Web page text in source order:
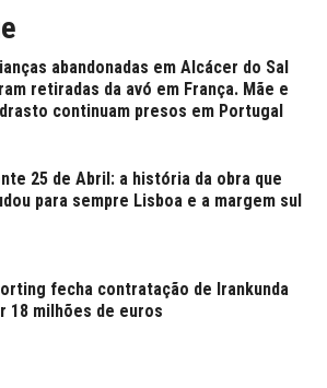
abandonadas em Alcácer do Sal
retiradas da avó em França. Mãe e
continuam presos em Portugal
25 de Abril: a história da obra que
para sempre Lisboa e a margem sul
fecha contratação de Irankunda
18 milhões de euros